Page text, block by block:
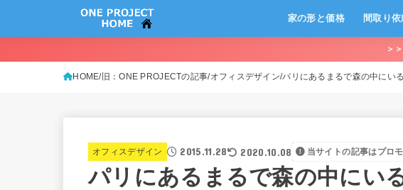
家の形と価格 間取り
＞
HOME 旧：ONE PROJECTの記事 オフィスデザイン パリにあるまるで森の中にい
オフィスデザイン 2015.11.28 2020.10.08 当サイトの記事はプロ
パリにあるまるで森の中にい